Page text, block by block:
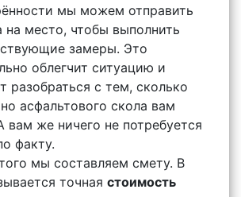
мы можем отправить
на место, чтобы выполнить
замеры. Это
облегчит ситуацию и
разобраться с тем, сколько
асфальтового скола вам
вам же ничего не потребуется
факту.
мы составляем смету. В
точная стоимость